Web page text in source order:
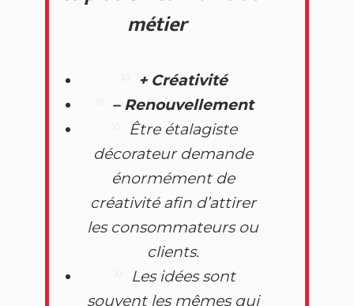
métier
+Créativité
– Renouvellement
Être étalagiste
décorateur demande
énormément de
créativité afin d’attirer
les consommateurs ou
clients.
Les idées sont
souvent les mêmes qui